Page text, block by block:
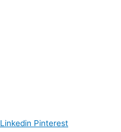
Linkedin Pinterest